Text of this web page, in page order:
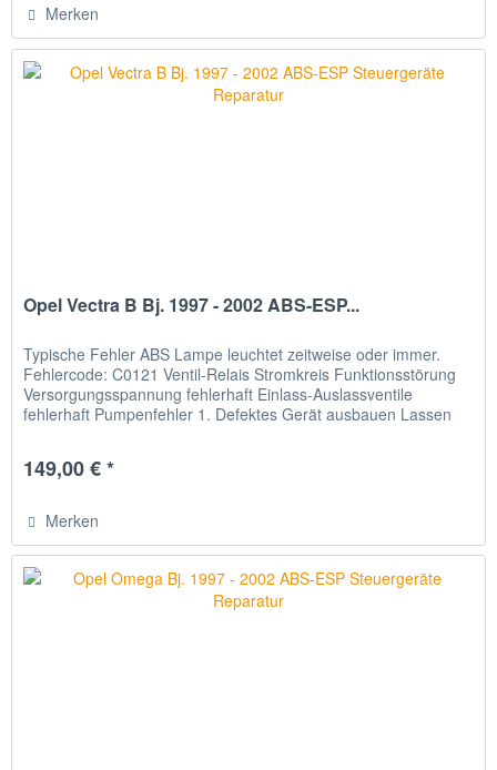
Merken
Opel Vectra B Bj. 1997 - 2002 ABS-ESP...
Typische Fehler ABS Lampe leuchtet zeitweise oder immer.
Fehlercode: C0121 Ventil-Relais Stromkreis Funktionsstörung
Versorgungsspannung fehlerhaft Einlass-Auslassventile
fehlerhaft Pumpenfehler 1. Defektes Gerät ausbauen Lassen
149,00 € *
Merken